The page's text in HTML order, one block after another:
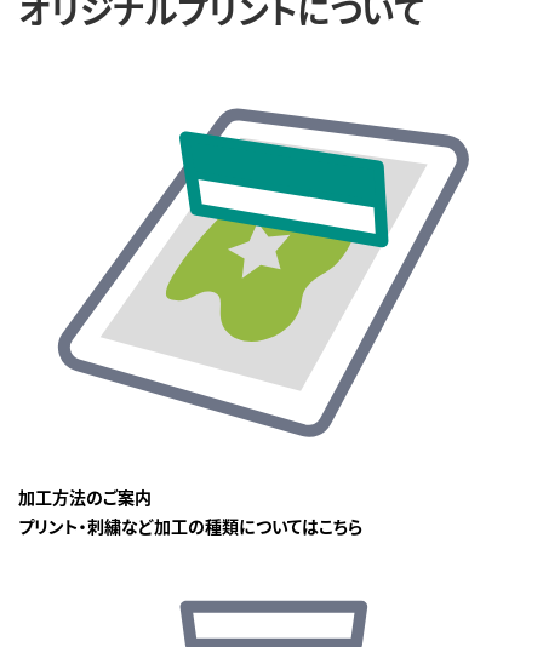
オリジナルプリントについて
加工方法のご案内
プリント・刺繍など加工の種類についてはこちら